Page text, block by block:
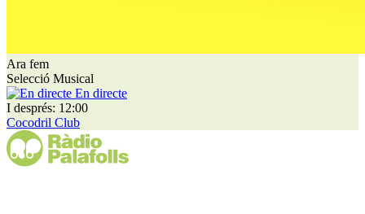
Ara fem
Selecció Musical
En directe
I després: 12:00
Cocodril Club